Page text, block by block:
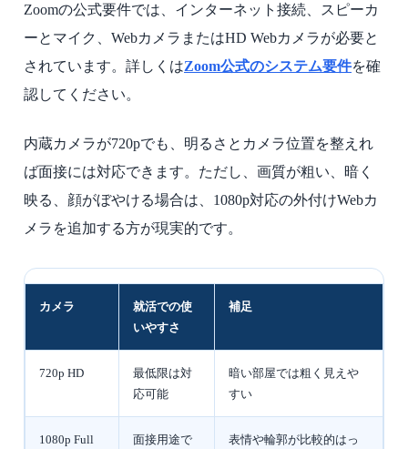
Zoomの公式要件では、インターネット接続、スピーカ
ーとマイク、WebカメラまたはHD Webカメラが必要と
されています。詳しくはZoom公式のシステム要件を確
認してください。
内蔵カメラが720pでも、明るさとカメラ位置を整えれ
ば面接には対応できます。ただし、画質が粗い、暗く
映る、顔がぼやける場合は、1080p対応の外付けWebカ
メラを追加する方が現実的です。
カメラ
就活での使
いやすさ
補足
720p HD
最低限は対
応可能
暗い部屋では粗く見えや
すい
1080p Full
面接用途で
表情や輪郭が比較的はっ